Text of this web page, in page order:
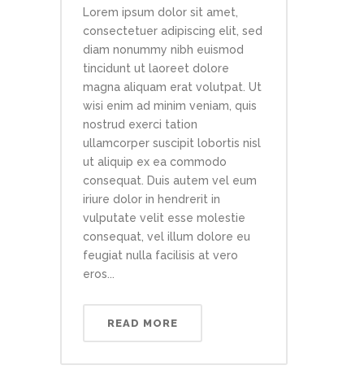
Lorem ipsum dolor sit amet,
consectetuer adipiscing elit, sed
diam nonummy nibh euismod
tincidunt ut laoreet dolore
magna aliquam erat volutpat. Ut
wisi enim ad minim veniam, quis
nostrud exerci tation
ullamcorper suscipit lobortis nisl
ut aliquip ex ea commodo
consequat. Duis autem vel eum
iriure dolor in hendrerit in
vulputate velit esse molestie
consequat, vel illum dolore eu
feugiat nulla facilisis at vero
eros...
READ MORE